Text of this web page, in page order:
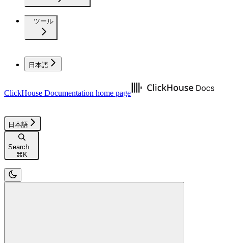
ツール
日本語
ClickHouse Documentation home page
日本語
Search...
⌘ K